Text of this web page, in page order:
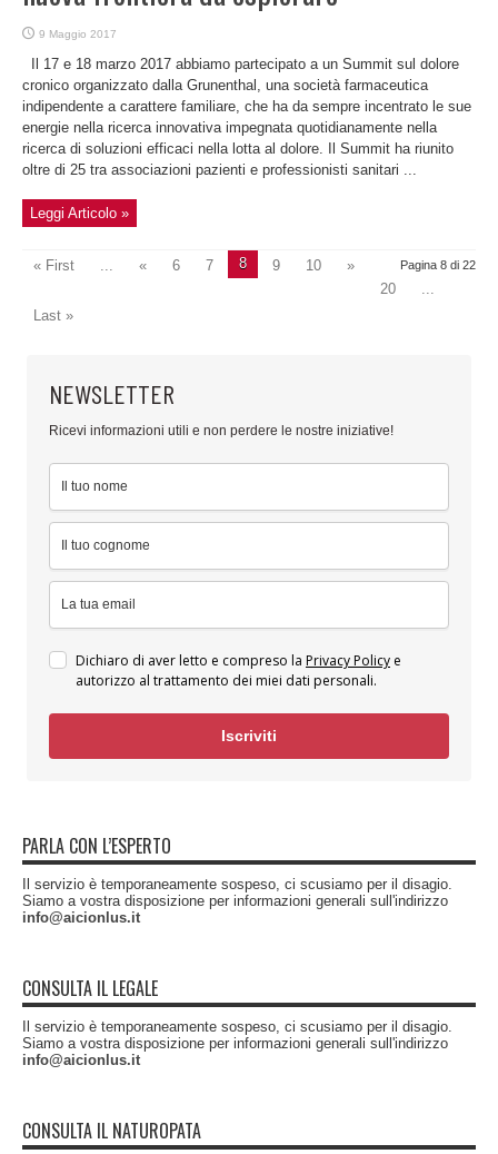
9 Maggio 2017
Il 17 e 18 marzo 2017 abbiamo partecipato a un Summit sul dolore
cronico organizzato dalla Grunenthal, una società farmaceutica
indipendente a carattere familiare, che ha da sempre incentrato le sue
energie nella ricerca innovativa impegnata quotidianamente nella
ricerca di soluzioni efficaci nella lotta al dolore. Il Summit ha riunito
oltre di 25 tra associazioni pazienti e professionisti sanitari ...
Leggi Articolo »
Pagina 8 di 22
« First ... « 6 7 8 9 10
»
20
...
Last »
NEWSLETTER
Ricevi informazioni utili e non perdere le nostre iniziative!
Dichiaro di aver letto e compreso la Privacy Policy e
autorizzo al trattamento dei miei dati personali.
Iscriviti
PARLA CON L’ESPERTO
Il servizio è temporaneamente sospeso, ci scusiamo per il disagio.
Siamo a vostra disposizione per informazioni generali sull'indirizzo
info@aicionlus.it
CONSULTA IL LEGALE
Il servizio è temporaneamente sospeso, ci scusiamo per il disagio.
Siamo a vostra disposizione per informazioni generali sull'indirizzo
info@aicionlus.it
CONSULTA IL NATUROPATA